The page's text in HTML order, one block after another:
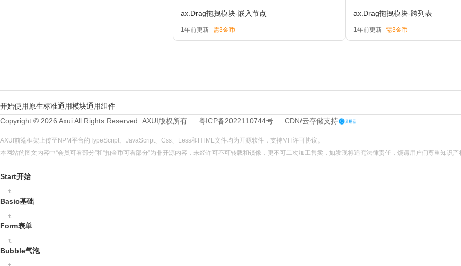
ax.Drag拖拽模块-嵌入节点
1年前更新 需3金币
ax.Drag拖拽模块-跨列表
1年前更新 需3金币
开始使用 原生标准通用模块通用组件
Copyright © 2026 Axui All Rights Reserved. AXUI版权所有 粤ICP备2022110744号 CDN/云存储支持
AXUI前端框架上传至NPM平台的TypeScript、JavaScript、Css、Less和HTML文件均为开源软件，支持MIT许可协议。
本网站的图文内容中“会员可看部分”和“扣金币可看部分”为非开源内容，未经许可不可转载和镜像，更不可二次加工售卖，如发现将追究法律责任，烦请用户们尊重知识产
Start开始
Basic基础
Form表单
Bubble气泡